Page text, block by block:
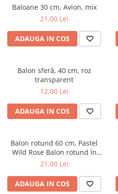
Seturi de artificii
Torte de stadion
Kendama Special
Kendama Super Sticky Big Cup V2
Petreceri Animale
Petreceri Sportive
Baloane 30 cm, Avion, mix
21,00 Lei
ADAUGA IN COS
Balon sferă, 40 cm, roz
transparent
12,00 Lei
ADAUGA IN COS
Balon rotund 60 cm, Pastel
Wild Rose Balon rotund în
culoarea Pastel Wild Rose,
21,00 Lei
ADAUGA IN COS